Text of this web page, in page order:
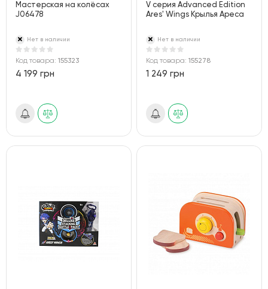
Мастерская на колёсах
J06478
Нет в наличии
Код товара: 155323
4 199 грн
V серия Advanced Edition
Ares' Wings Крылья Ареса
Нет в наличии
Код товара:155278
1 249 грн